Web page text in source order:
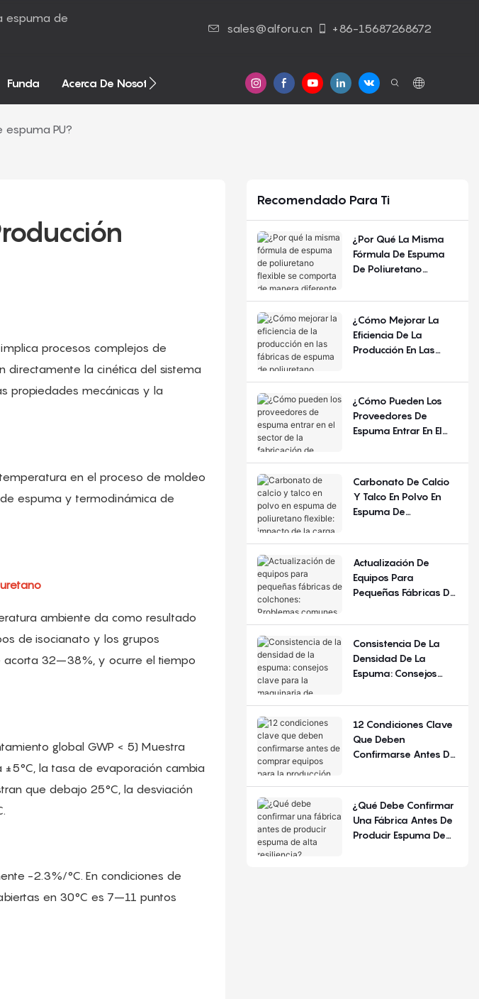
espuma de
sales@alforu.cn +86-15687268672
Funda Acerca De Nosotros Contáctenos
PU?
procesos complejos de
directamente la cinética del sistema
propiedades mecánicas y la
en el proceso de moldeo
espuma y termodinámica de
ambiente da como resultado
de isocianato y los grupos
acorta 32–38%, y ocurre el tiempo
global GWP < 5) Muestra
la tasa de evaporación cambia
que debajo 25°C, la desviación
-2.3%/°C. En condiciones de
en 30°C es 7–11 puntos
Recomendado Para Ti
¿Por Qué La Misma
Fórmula De Espuma
De Poliuretano
De Manera Diferente
Año Y La Región?
¿Cómo Mejorar La
Eficiencia De La
Producción En Las
De Poliuretano
¿Cómo Pueden Los
Proveedores De
Espuma Entrar En El
Fabricación De
Carbonato De Calcio
Y Talco En Polvo En
Espuma De
Impacto De La Carga
Actualización De
Equipos Para
Pequeñas Fábricas De
Comunes Y Criterios
Consistencia De La
Densidad De La
Espuma: Consejos
Maquinaria De
12 Condiciones Clave
Que Deben
Confirmarse Antes De
Para La Producción De
¿Qué Debe Confirmar
Una Fábrica Antes De
Producir Espuma De